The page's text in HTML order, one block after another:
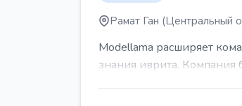
Рамат Ган (Центральный
Modellama расширяет
знания иврита. Компания